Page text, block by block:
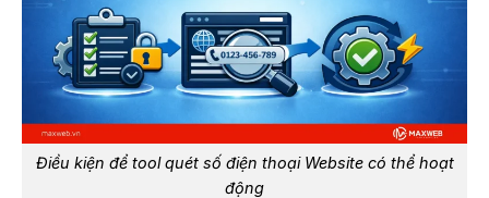
Điều kiện để tool quét số điện thoại Website có thể hoạt
động